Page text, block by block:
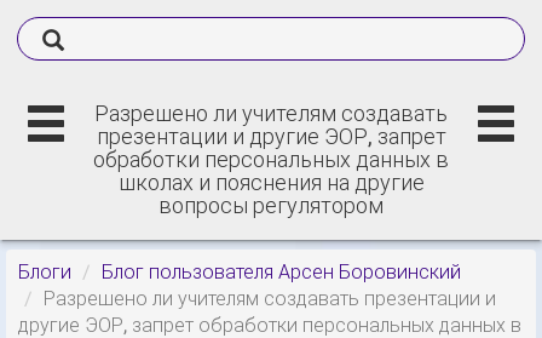
Разрешено ли учителям создавать
презентации и другие ЭОР, запрет
обработки персональных данных в
школах и пояснения на другие
вопросы регулятором
Блоги
Блог пользователя Арсен Боровинский
Разрешено ли учителям создавать презентации и
другие ЭОР, запрет обработки персональных данных в